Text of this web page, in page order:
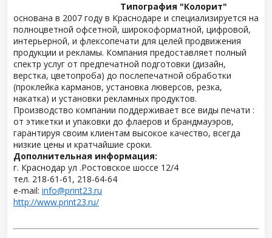
Типография "Колорит"
основана в 2007 году в Краснодаре и специализируется на
полноцветной офсетной, широкоформатной, цифровой,
интерьерной, и флексопечати для целей продвижения
продукции и рекламы. Компания предоставляет полный
спектр услуг от предпечатной подготовки (дизайн,
верстка, цветопроба) до послепечатной обработки
(проклейка карманов, установка люверсов, резка,
накатка) и установки рекламных продуктов.
Производство компании поддерживает все виды печати :
от этикетки и упаковки до флаеров и брандмауэров,
гарантируя своим клиентам высокое качество, всегда
низкие цены и кратчайшие сроки.
Дополнительная информация:
г. Краснодар ул .Ростовское шоссе 12/4
тел. 218-61-61, 218-64-64
e-mail: info@print23.ru
http://www.print23.ru/